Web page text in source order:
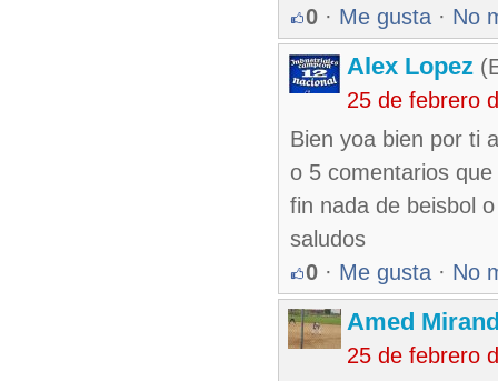
0 · Me gusta · No
Alex Lopez
25 de febrero
Bien yoa bien por ti
o 5 comentarios
fin nada de beisbol
saludos
0 · Me gusta · No
Amed
25 de febrero